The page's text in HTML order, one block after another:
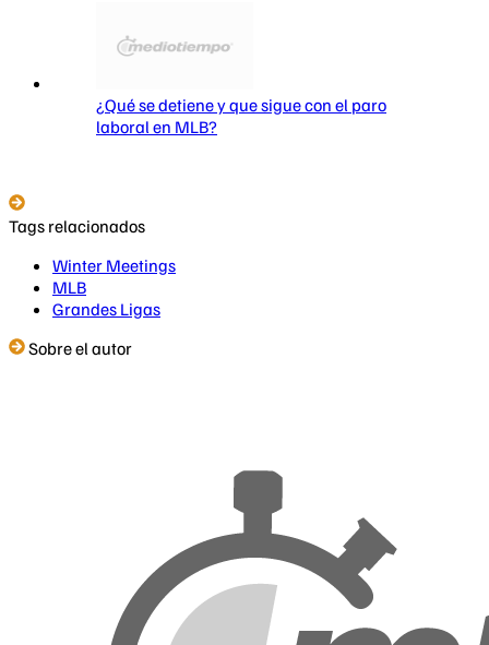
¿Qué se detiene y que sigue con el paro
laboral en MLB?
Tags relacionados
Winter Meetings
MLB
Grandes Ligas
Sobre el autor